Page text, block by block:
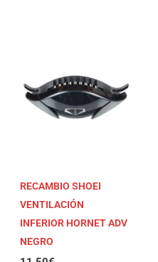
RECAMBIO SHOEI
VENTILACIÓN
INFERIOR HORNET ADV
NEGRO